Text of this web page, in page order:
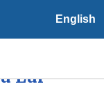
English
giữ
Lai